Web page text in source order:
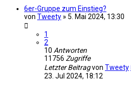
6er-Gruppe zum Einstieg?
von Tweety » 5. Mai 2024, 13:30
1
2
10 Antworten
11756 Zugriffe
Letzter Beitragvon Tweety
23. Jul 2024, 18:12